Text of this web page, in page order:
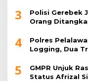
3
Polisi Gerebek
Orang
4
Polres
Logging, Dua
5
GMPR Unjuk
Status Afrizal